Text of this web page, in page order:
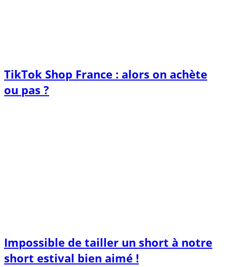
TikTok Shop France : alors on achète
ou pas ?
Impossible de tailler un short à notre
short estival bien aimé !